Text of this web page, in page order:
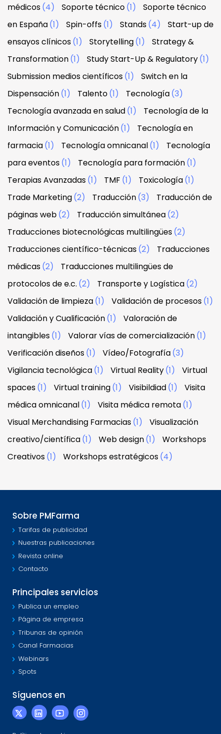
médicos(4) Soporte técnico(1)
Soporte técnico
en España(1) Spin-offs(1) Stands(4)
Start-up de
ensayos clínicos(1) Storytelling(1)
Strategy &
Transformation(1) Study Start-Up & Regulatory(1)
Submission medios científicos(1)
Switch en la
Dispensación(1) Talento(1) Tecnología(3)
Tecnología avanzada en salud(1)
Tecnología de la
Información y Comunicación(1)
Tecnología en
farmacia(1) Tecnología omnicanal(1)
Tecnología
para eventos(1) Tecnología para formación(1)
Terapias Avanzadas(1) TMF (1) Toxicología(1)
Trade Marketing(2) Traducción(3)
Traducción de
páginas web(2) Traducción simultánea(2)
Traducciones biotecnológicas multilingües(2)
Traducciones científico-técnicas(2)
Traducciones
médicas(2)
Traducciones multilingües de
protocolos de e.c. (2) Transporte y Logística(2)
Validación de limpieza(1) Validación de procesos(1)
Validación y Cualificación(1)
Valoración de
intangibles(1) Valorar vías de comercialización(1)
Verificación diseños(1) Vídeo/Fotografía(3)
Vigilancia tecnológica(1) Virtual Reality(1)
Virtual
spaces(1) Virtual training(1) Visibildiad(1)
Visita
médica omnicanal(1) Visita médica remota(1)
Visual Merchandising Farmacias(1)
Visualización
creativo/científica(1) Web design(1)
Workshops
Creativos(1) Workshops estratégicos(4)
Sobre PMFarma
Tarifas de publicidad
Nuestras publicaciones
Revista online
Contacto
Principales servicios
Publica un empleo
Página de empresa
Tribunas de opinión
Canal Farmacias
Webinars
Spots
Síguenos en